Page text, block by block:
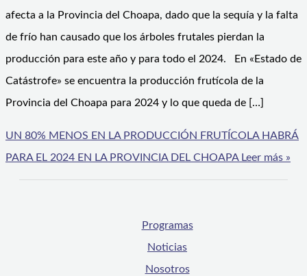
afecta a la Provincia del Choapa, dado que la sequía y la falta
de frío han causado que los árboles frutales pierdan la
producción para este año y para todo el 2024. En «Estado de
Catástrofe» se encuentra la producción frutícola de la
Provincia del Choapa para 2024 y lo que queda de […]
UN 80% MENOS EN LA PRODUCCIÓN FRUTÍCOLA HABRÁ
PARA EL 2024 EN LA PROVINCIA DEL CHOAPALeer más »
Programas
Noticias
Nosotros